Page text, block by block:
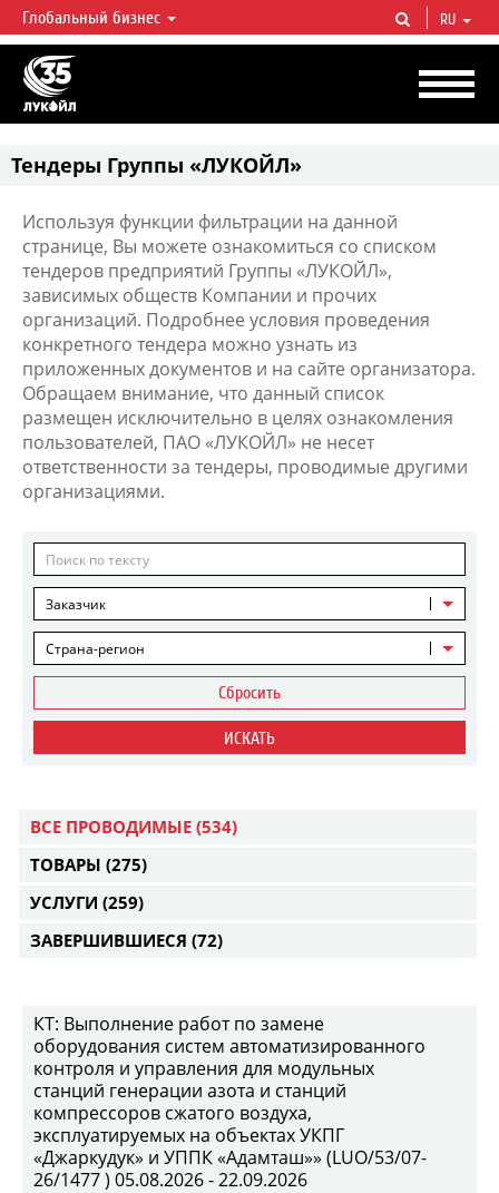
ЛУКОЙЛ СЕГОДНЯ
ЛУКОЙЛ — одна из крупнейших вертикально интегрированных
нефтегазовых компаний в мире, на долю которой приходится более 2%
мировой добычи нефти и около 1% доказанных запасов углеводородов.
Глобальный бизнес RU
Тендеры Группы «ЛУКОЙЛ»
Используя функции фильтрации на данной
странице, Вы можете ознакомиться со списком
тендеров предприятий Группы «ЛУКОЙЛ»,
зависимых обществ Компании и прочих
организаций. Подробнее условия проведения
конкретного тендера можно узнать из
приложенных документов и на сайте организатора.
Обращаем внимание, что данный список
размещен исключительно в целях ознакомления
пользователей, ПАО «ЛУКОЙЛ» не несет
ответственности за тендеры, проводимые другими
организациями.
Заказчик
Страна-регион
Сбросить
ИСКАТЬ
ВСЕ ПРОВОДИМЫЕ (534)
ТОВАРЫ (275)
УСЛУГИ (259)
ЗАВЕРШИВШИЕСЯ (72)
КТ: Выполнение работ по замене
оборудования систем автоматизированного
контроля и управления для модульных
станций генерации азота и станций
компрессоров сжатого воздуха,
эксплуатируемых на объектах УКПГ
«Джаркудук» и УППК «Адамташ»» (LUO/53/07-
26/1477 ) 05.08.2026 - 22.09.2026